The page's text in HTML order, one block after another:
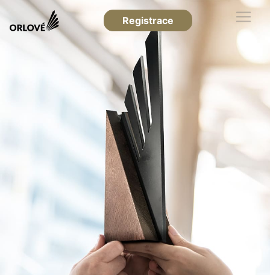
Registrace